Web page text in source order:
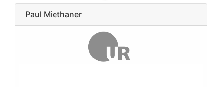
Paul Miethaner